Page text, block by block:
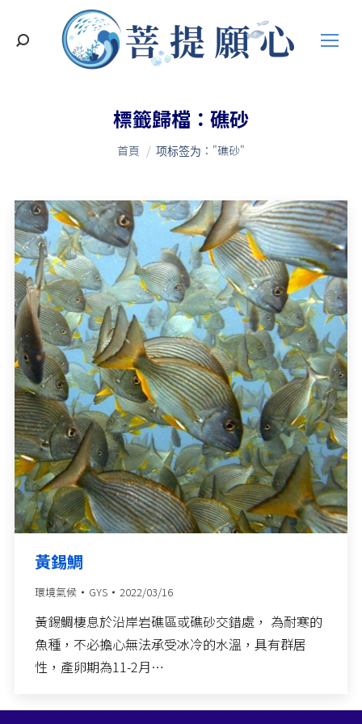
搜
標籤歸檔： 礁砂
您在這裡：
首頁 项标签为："礁砂"
黃錫鯛
環境氣候 GYS 2022/03/16
黃錫鯛棲息於沿岸岩礁區或礁砂交錯處， 為耐寒的
魚種，不必擔心無法承受冰冷的水溫，具有群居
性，產卵期為11-2月…